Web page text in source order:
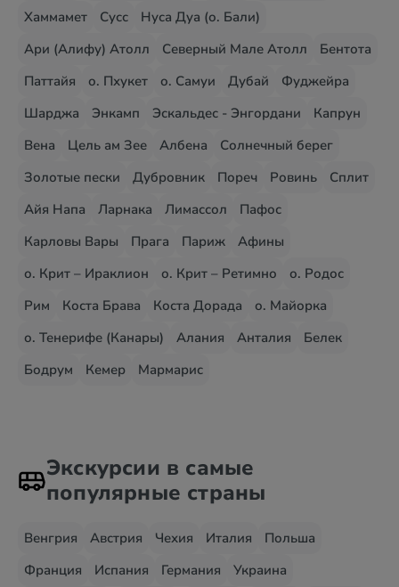
Хаммамет
Сусс
Нуса Дуа (о. Бали)
Ари (Алифу) Атолл
Северный Мале Атолл
Бентота
Паттайя
о. Пхукет о. Самуи Дубай
Фуджейра
Шарджа
Энкамп Эскальдес - Энгордани
Капрун
Вена
Цель ам Зее Албена
Солнечный берег
Золотые пески
Дубровник Пореч Ровинь
Сплит
Айя Напа
Ларнака Лимассол
Пафос
Карловы Вары
Прага Париж
Афины
о. Крит – Ираклион
о. Крит – Ретимно
о. Родос
Рим
Коста Брава Коста Дорада
о. Майорка
о. Тенерифе (Канары)
Алания Анталия
Белек
Бодрум
Кемер Мармарис
Экскурсии в самые
популярные страны
Венгрия Австрия Чехия Италия
Польша
Франция
Испания Германия
Украина